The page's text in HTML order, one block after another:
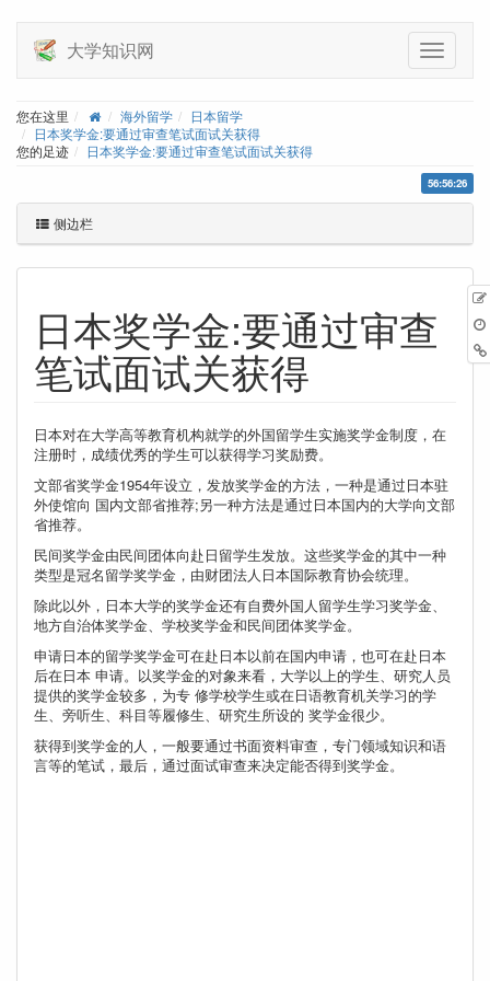
大学知识网
您在这里 海外留学
日本留学
日本奖学金:要通过审查笔试面试关获得
您的足迹
日本奖学金:要通过审查笔试面试关获得
56:56:26
侧边栏
日本奖学金:要通过审查
笔试面试关获得
日本对在大学高等教育机构就学的外国留学生实施奖学金制度，在
注册时，成绩优秀的学生可以获得学习奖励费。
文部省奖学金1954年设立，发放奖学金的方法，一种是通过日本驻
外使馆向 国内文部省推荐;另一种方法是通过日本国内的大学向文部
省推荐。
民间奖学金由民间团体向赴日留学生发放。这些奖学金的其中一种
类型是冠名留学奖学金，由财团法人日本国际教育协会统理。
除此以外，日本大学的奖学金还有自费外国人留学生学习奖学金、
地方自治体奖学金、学校奖学金和民间团体奖学金。
申请日本的留学奖学金可在赴日本以前在国内申请，也可在赴日本
后在日本 申请。以奖学金的对象来看，大学以上的学生、研究人员
提供的奖学金较多，为专 修学校学生或在日语教育机关学习的学
生、旁听生、科目等履修生、研究生所设的 奖学金很少。
获得到奖学金的人，一般要通过书面资料审查，专门领域知识和语
言等的笔试，最后，通过面试审查来决定能否得到奖学金。